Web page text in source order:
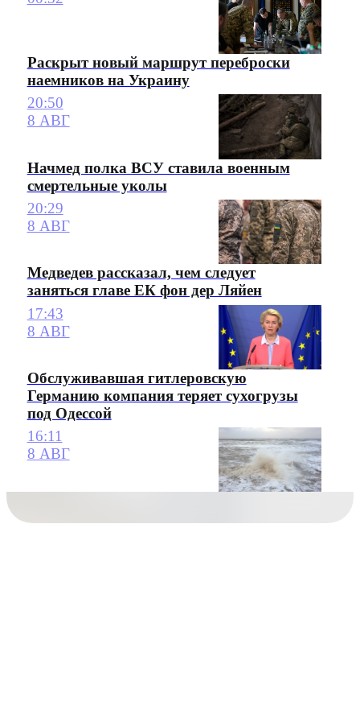
Раскрыт новый маршрут переброски
наемников на Украину
20:50
8 АВГ
Начмед полка ВСУ ставила военным
смертельные уколы
20:29
8 АВГ
Медведев рассказал, чем следует
заняться главе ЕК фон дер Ляйен
17:43
8 АВГ
Обслуживавшая гитлеровскую
Германию компания теряет сухогрузы
под Одессой
16:11
8 АВГ